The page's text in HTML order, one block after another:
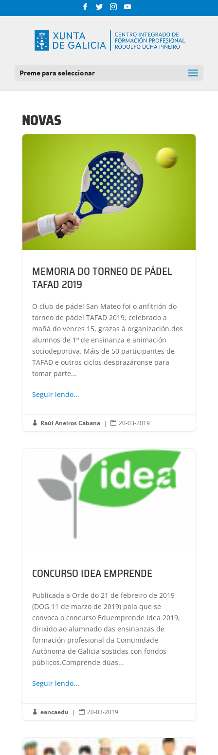
Preme para seleccionar
NOVAS
MEMORIA DO TORNEO DE PÁDEL
TAFAD 2019
O club de pádel San Mateo foi o anfitrión do
torneo de pádel TAFAD 2019, celebrado a
mañá do venres 15, grazas á organización dos
alumnos de 1º de ensinanza e animación
sociodeportiva. Máis de 50 participantes de
TAFAD e outros ciclos desprazáronse para
tomar parte...
Seguir lendo...
 Raúl Aneiros Cabana |  20-03-2019
CONCURSO IDEA EMPRENDE
Publicada a Orde do 21 de febreiro de 2019
(DOG 11 de marzo de 2019) pola que se
convoca o concurso Eduemprende Idea 2019,
dirixido ao alumnado das ensinanzas de
formación profesional da Comunidade
Autónoma de Galicia sostidas con fondos
públicos.Comprende dúas...
Seguir lendo...
 eancaedu |  20-03-2019